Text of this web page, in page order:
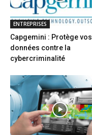
ENTREPRISES
Capgemini : Protège vos
données contre la
cybercriminalité